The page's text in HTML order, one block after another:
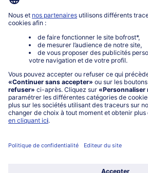
À propos de bofrost*
Choisir le pays / la langue